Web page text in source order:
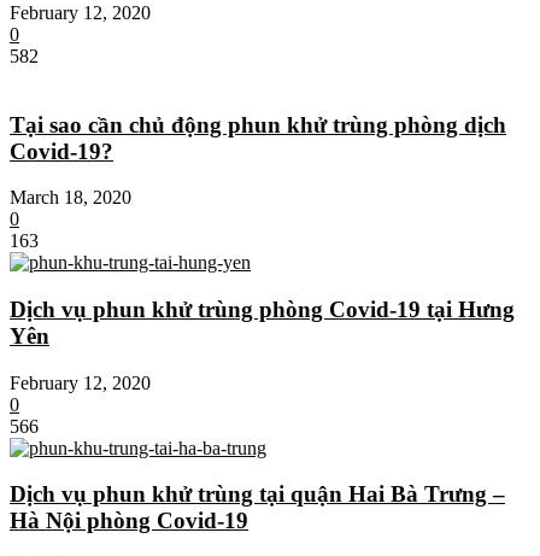
February 12, 2020
0
582
Tại sao cần chủ động phun khử trùng phòng dịch
Covid-19?
March 18, 2020
0
163
Dịch vụ phun khử trùng phòng Covid-19 tại Hưng
Yên
February 12, 2020
0
566
Dịch vụ phun khử trùng tại quận Hai Bà Trưng –
Hà Nội phòng Covid-19